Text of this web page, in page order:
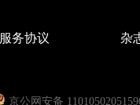
服务协议 杂
京公网安备